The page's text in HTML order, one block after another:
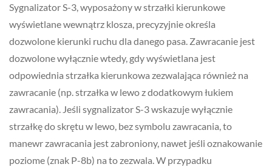
Sygnalizator S-3, wyposażony w strzałki kierunkowe
wyświetlane wewnątrz klosza, precyzyjnie określa
dozwolone kierunki ruchu dla danego pasa. Zawracanie jest
dozwolone wyłącznie wtedy, gdy wyświetlana jest
odpowiednia strzałka kierunkowa zezwalająca również na
zawracanie (np. strzałka w lewo z dodatkowym łukiem
zawracania). Jeśli sygnalizator S-3 wskazuje wyłącznie
strzałkę do skrętu w lewo, bez symbolu zawracania, to
manewr zawracania jest zabroniony, nawet jeśli oznakowanie
poziome (znak P-8b) na to zezwala. W przypadku